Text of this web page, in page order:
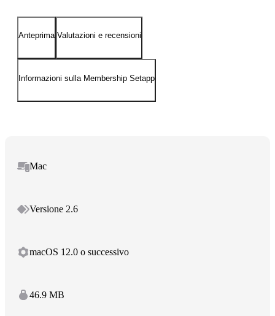
Anteprima Valutazioni e recensioni
Informazioni sulla Membership Setapp
Mac
Versione 2.6
macOS 12.0 o successivo
46.9 MB